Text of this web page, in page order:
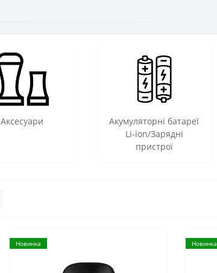
Аксесуари
Акумуляторні батареї
Li-ion/Зарядні
пристрої
Новинка Новинка